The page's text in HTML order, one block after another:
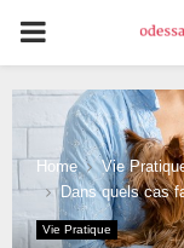
PRIMARY
MENU
Home
Vie
Dans quels cas
Vie Pratique